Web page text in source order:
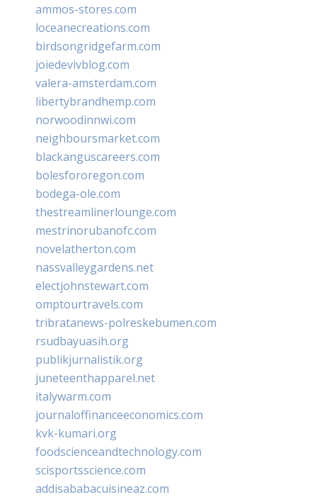
ammos-stores.com
loceanecreations.com
birdsongridgefarm.com
joiedevivblog.com
valera-amsterdam.com
libertybrandhemp.com
norwoodinnwi.com
neighboursmarket.com
blackanguscareers.com
bolesfororegon.com
bodega-ole.com
thestreamlinerlounge.com
mestrinorubanofc.com
novelatherton.com
nassvalleygardens.net
electjohnstewart.com
omptourtravels.com
tribratanews-polreskebumen.com
rsudbayuasih.org
publikjurnalistik.org
juneteenthapparel.net
italywarm.com
journaloffinanceeconomics.com
kvk-kumari.org
foodscienceandtechnology.com
scisportsscience.com
addisababacuisineaz.com